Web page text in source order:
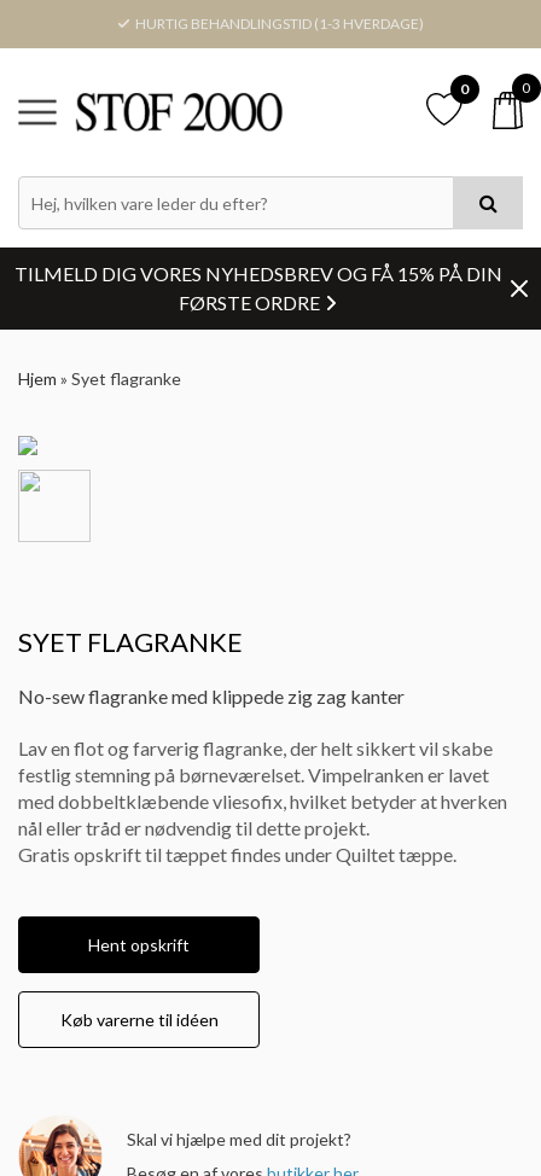
HURTIG BEHANDLINGSTID (1-3 HVERDAGE)
0 0
TILMELD DIG VORES NYHEDSBREV OG FÅ 15% PÅ DIN
FØRSTE ORDRE
Hjem » Syet flagranke
SYET FLAGRANKE
No-sew flagranke med klippede zig zag kanter
Lav en flot og farverig flagranke, der helt sikkert vil skabe
festlig stemning på børneværelset. Vimpelranken er lavet
med dobbeltklæbende vliesofix, hvilket betyder at hverken
nål eller tråd er nødvendig til dette projekt.
Gratis opskrift til tæppet findes under Quiltet tæppe.
Hent opskrift
Køb varerne til idéen
Skal vi hjælpe med dit projekt?